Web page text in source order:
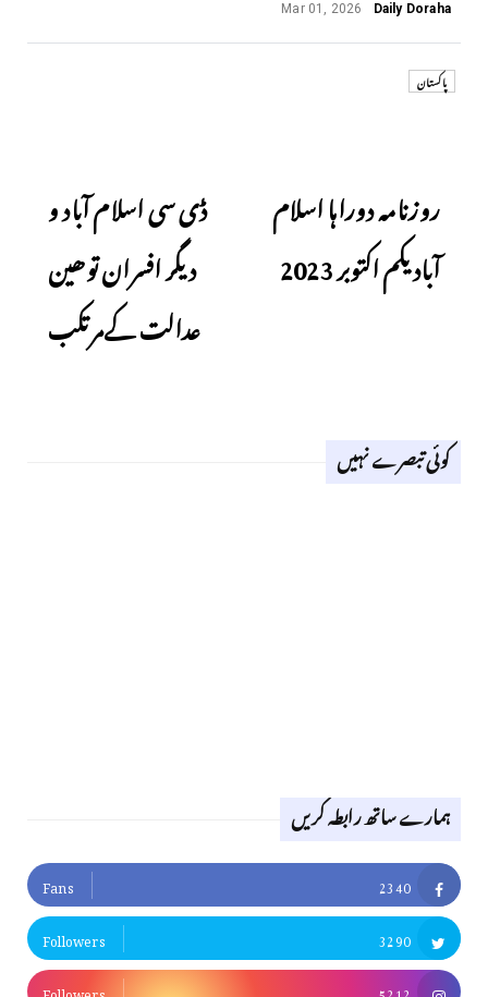
Daily Doraha
Mar 01, 2026
پاکستان
روزنامہ دوراہا اسلام
آباد یکم اکتوبر 2023
ڈی سی اسلام آباد و
دیگر افسران توھین
عدالت کےمرتکب
کوئی تبصرے نہیں
ہمارے ساتھ رابطہ کریں
2340
Fans
3290
Followers